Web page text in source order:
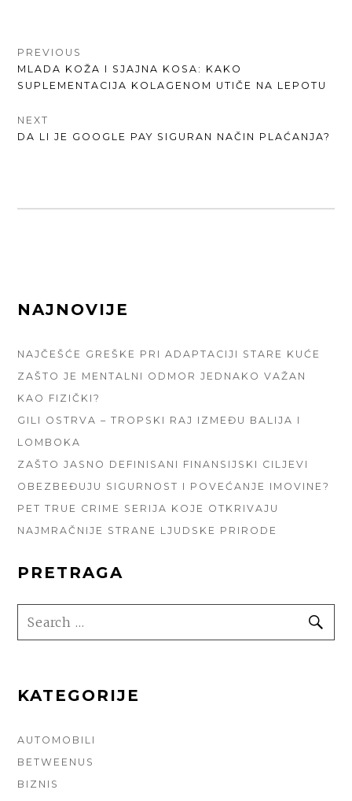
КРЕТАЊЕ
ЧЛАНКА
PREVIOUS
PREVIOUS
POST:
MLADA KOŽA I SJAJNA KOSA: KAKO
SUPLEMENTACIJA KOLAGENOM UTIČE NA LEPOTU
NEXT
NEXT
DA LI JE GOOGLE PAY SIGURAN NAČIN PLAĆANJA?
FOOTER
NAJNOVIJE
NAJČEŠĆE GREŠKE PRI ADAPTACIJI STARE KUĆE
ZAŠTO JE MENTALNI ODMOR JEDNAKO VAŽAN
KAO FIZIČKI?
GILI OSTRVA – TROPSKI RAJ IZMEĐU BALIJA I
LOMBOKA
ZAŠTO JASNO DEFINISANI FINANSIJSKI CILJEVI
OBEZBEĐUJU SIGURNOST I POVEĆANJE IMOVINE?
PET TRUE CRIME SERIJA KOJE OTKRIVAJU
NAJMRAČNIJE STRANE LJUDSKE PRIRODE
PRETRAGA
SEARCH
FOR:
KATEGORIJE
AUTOMOBILI
BETWEENUS
BIZNIS